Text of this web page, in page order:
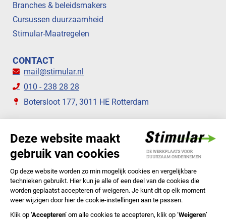
Branches & beleidsmakers
Cursussen duurzaamheid
Stimular-Maatregelen
CONTACT
mail@stimular.nl
010 - 238 28 28
Botersloot 177, 3011 HE Rotterdam
STIMULAR NIEUWSBRIEVEN
ABONNEER NU